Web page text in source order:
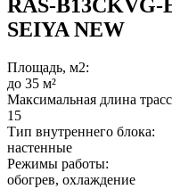
RAS-B13CKVG-
SEIYA NEW
Площадь, м2:
до 35 м²
Максимальная длина
15
Тип внутреннего блока:
настенные
Режимы работы:
обогрев, охлаждение